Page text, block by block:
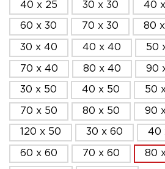
40 x 25 30 x 30 40
60 x 30 70 x 30 80
30 x 40 40 x 40 50
70 x 40 80 x 40 90
30 x 50 40 x 50 50
70 x 50 80 x 50 90
120 x 50 30 x 60 40
60 x 60 70 x 60 80